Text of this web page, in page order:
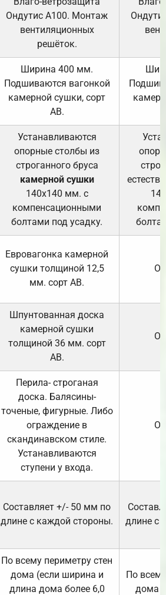
Ондутис А100. Монтаж
вентиляционных
решёток.
Ширина 400 мм.
Подшиваются вагонкой
камерной сушки, сорт
АВ.
Устанавливаются
опорные столбы из
строганного бруса
камерной сушки
140х140 мм. с
компенсационными
болтами под усадку.
Евровагонка камерной
сушки толщиной 12,5
мм. сорт АВ.
Шпунтованная доска
камерной сушки
толщиной 36 мм. сорт
АВ.
Перила- строганая
доска. Балясины-
точеные, фигурные. Либо
ограждение в
скандинавском стиле.
Устанавливаются
ступени у входа.
Составляет +/- 50 мм по
длине с каждой стороны.
длине с
По всему периметру стен
дома (если ширина и
длина дома более 6,0
По
дома